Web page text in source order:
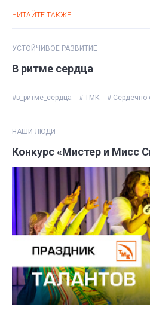
ЧИТАЙТЕ ТАКЖЕ
УСТОЙЧИВОЕ РАЗВИТИЕ
В ритме сердца
#в_ритме_сердца # ТМК #
НАШИ ЛЮДИ
Конкурс «Мистер и Мисс